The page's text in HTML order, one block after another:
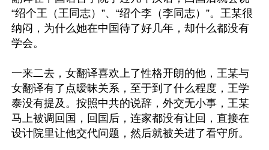
“绍个王（王同志）”、“绍个李（李同志）”。王某很
纳闷，为什么她在中国待了好几年，却什么都没有
学会。
一来二去，女翻译喜欢上了性格开朗的他，王某与
女翻译有了点暧昧关系，至于到了什么程度，王学
泰没有提及。按照中共的说辞，外交无小事，王某
马上被调回国，回国后，连家都没有让回，直接在
设计院里让他交代问题，然后就被关进了看守所。